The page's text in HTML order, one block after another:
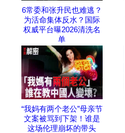
6常委和张升民也难逃？
为活命集体反水？国际
权威平台曝2026清洗名
单
“我妈有两个老公”母亲节
文案被骂到下架！谁是
这场伦理崩坏的带头